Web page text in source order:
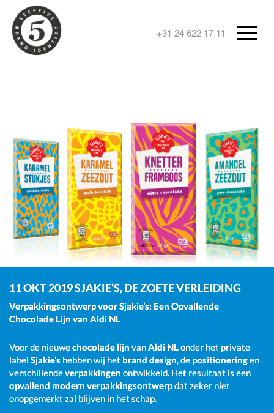
+31 24 622 17 11
11 OKT 2019SJAKIE’S, DE ZOETE VERLEIDING
Verpakkingsontwerp voor Sjakie’s: Een Opvallende
Chocolade Lijn van Aldi NL
Voor de nieuwechocolade lijn vanAldi NLonder het private
label Sjakie’s hebben wij het brand design, de positioneringen
verschillendeverpakkingen ontwikkeld. Het resultaat is een
opvallend modern verpakkingsontwerpdat zeker niet
onopgemerkt zal blijven in het schap.